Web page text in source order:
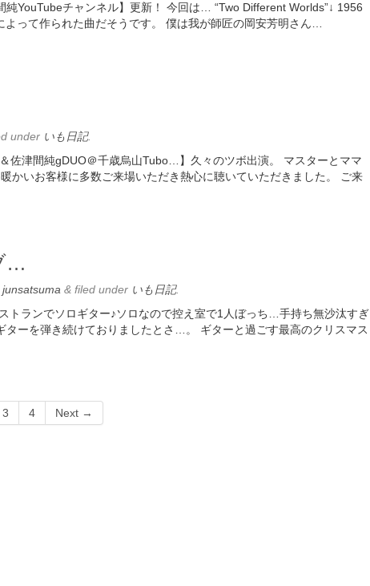
YouTubeチャンネル】更新！ 今回は… “Two Different Worlds”↓ 1956
って作られた曲だそうです。 僕は我が師匠の岡安芳明さん…
under いも日記.
佐津間純gDUO＠千歳烏山Tubo…】久々のツボ出演。 マスターとママ
かいお客様に多数ご来場いただき熱心に聴いていただきました。 ご来
…
junsatsuma & filed under いも日記.
トランでソロギター♪ソロなので控え室で1人ぼっち…手持ち無沙汰すぎ
ターを弾き続けておりましたとさ…。 ギターと過ごす最高のクリスマス
3 4 Next →